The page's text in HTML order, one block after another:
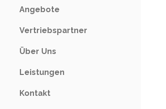
Angebote
Vertriebspartner
Über Uns
Leistungen
Kontakt